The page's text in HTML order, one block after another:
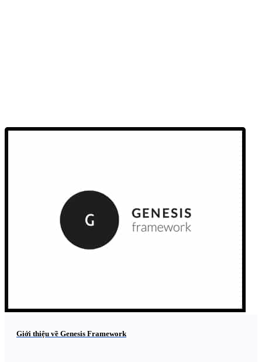
Giới thiệu về Genesis Framework